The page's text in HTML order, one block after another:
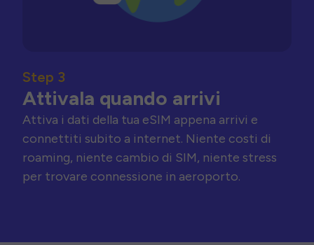
Step 3
Attivala quando arrivi
Attiva i dati della tua eSIM appena arrivi e
connettiti subito a internet. Niente costi di
roaming, niente cambio di SIM, niente stress
per trovare connessione in aeroporto.